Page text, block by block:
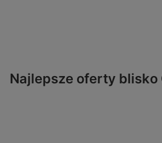
Najlepsze oferty blisko